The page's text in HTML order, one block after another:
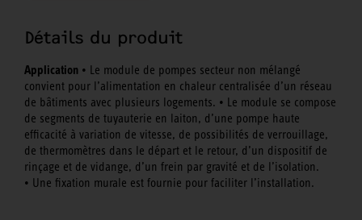
Détails du produit
Application • Le module de pompes secteur non mélangé
convient pour l’alimentation en chaleur centralisée d’un réseau
de bâtiments avec plusieurs logements. • Le module se compose
de segments de tuyauterie en laiton, d’une pompe haute
efficacité à variation de vitesse, de possibilités de verrouillage,
de thermomètres dans le départ et le retour, d’un dispositif de
rinçage et de vidange, d’un frein par gravité et de l’isolation.
• Une fixation murale est fournie pour faciliter l’installation.